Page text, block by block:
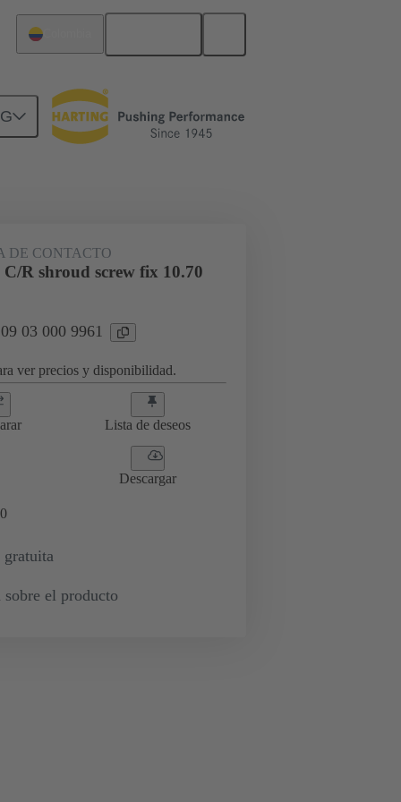
Productos
DE CONTACTO
R shroud screw fix 10.70
03 000 9961
ver precios y disponibilidad.
Lista de deseos
Descargar
0
gratuita
sobre el producto